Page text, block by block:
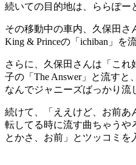
続いての目的地は、ららぽー
その移動中の車内、久保田さ
King & Princeの「ichiban」を
さらに、久保田さんは「これ
子の「The Answer」と流す
なんでジャニーズばっかり流
続けて、「ええけど、お前あ
転してる時に流す曲ちゃうや
とかさ、お前」とツッコミを